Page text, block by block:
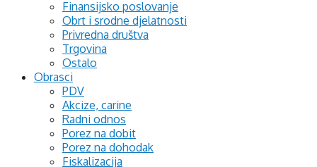
Finansijsko poslovanje
Obrt i srodne djelatnosti
Privredna društva
Trgovina
Ostalo
Obrasci
PDV
Akcize, carine
Radni odnos
Porez na dobit
Porez na dohodak
Fiskalizacija